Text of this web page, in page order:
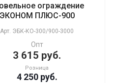
ограждение
ПЛЮС-900
Арт. ЭБК-КО-300/900-3000
Опт
3 615 руб.
Розница
4 250 руб.